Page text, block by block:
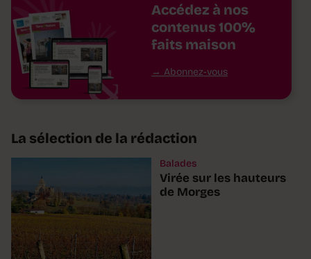
Accédez à nos
contenus 100%
faits maison
Abonnez-vous
La sélection de la rédaction
Balades
Virée sur les hauteurs
de Morges